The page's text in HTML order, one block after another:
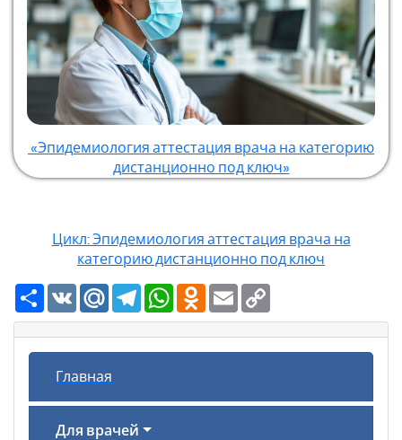
«Эпидемиология аттестация врача на категорию
дистанционно под ключ»
Цикл: Эпидемиология аттестация врача на
категорию дистанционно под ключ
Ресурс
VK Mail.RuTelegramWhatsAppOdnoklassniki
Email
Главная
Для врачей